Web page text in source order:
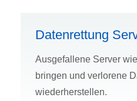
Datenrettung
Ausgefallene Server
bringen und verlorene
wiederherstellen.